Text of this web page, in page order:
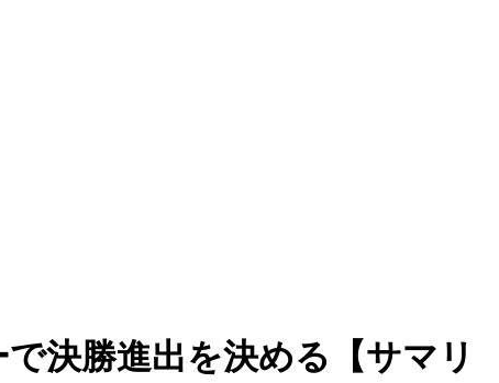
決勝進出を決める【サマリ